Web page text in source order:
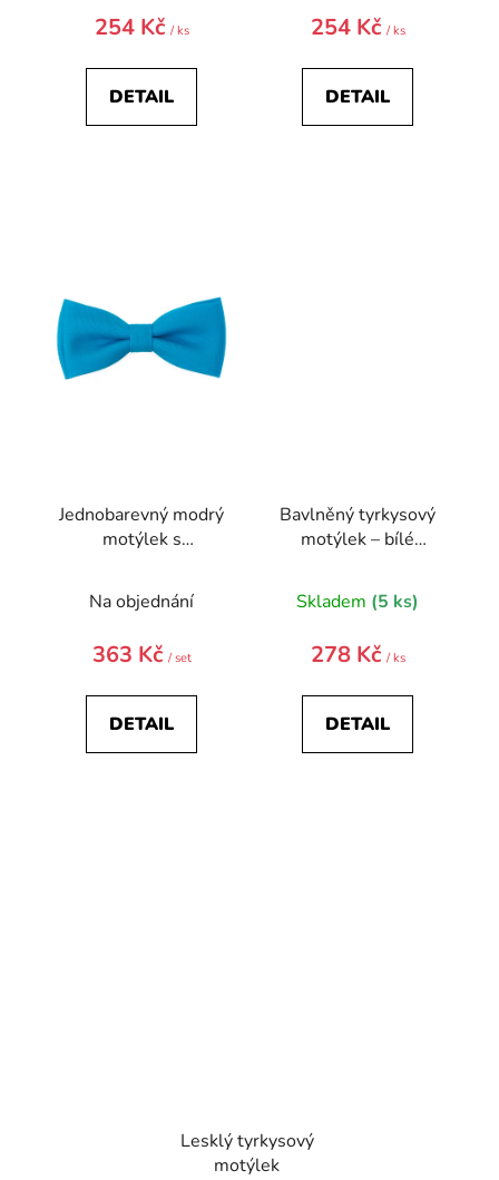
254 Kč / ks
DETAIL
254 Kč / ks
DETAIL
Jednobarevný modrý
motýlek s
Na objednání
363 Kč / set
DETAIL
Bavlněný tyrkysový
motýlek – bílé
Skladem (5 ks)
278 Kč / ks
DETAIL
Lesklý tyrkysový
motýlek